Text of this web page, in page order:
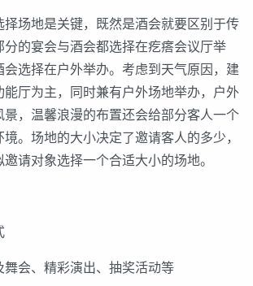
场地是关键，既然是酒会就要区别于传
的宴会与酒会都选择在疙瘩会议厅举
会选择在户外举办。考虑到天气原因，建
厅为主，同时兼有户外场地举办，户外
，温馨浪漫的布置还会给部分客人一个
。场地的大小决定了邀请客人的多少，
请对象选择一个合适大小的场地。
舞会、精彩演出、抽奖活动等